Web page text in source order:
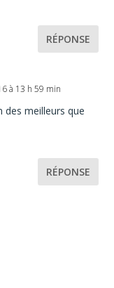
RÉPONSE
à 13 h 59 min
des meilleurs que
RÉPONSE